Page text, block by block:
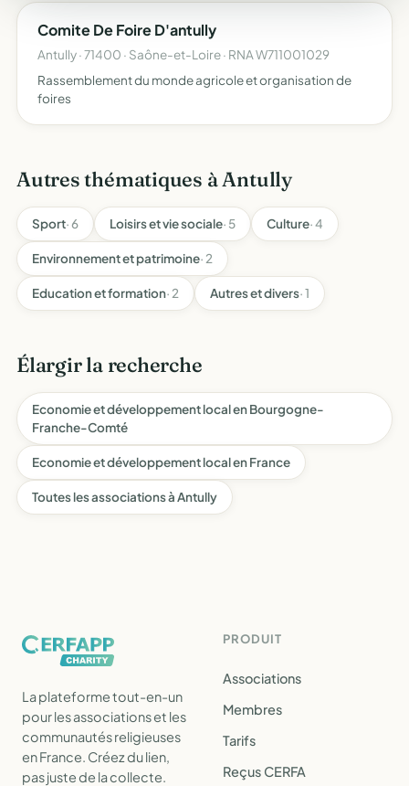
Comite De Foire D'antully
Antully · 71400 · Saône-et-Loire · RNA W711001029
Rassemblement du monde agricole et organisation de
foires
Autres thématiques à Antully
Sport· 6 Loisirs et vie sociale· 5 Culture· 4
Environnement et patrimoine· 2
Education et formation· 2 Autres et divers· 1
Élargir la recherche
Economie et développement local en Bourgogne-
Franche-Comté
Economie et développement local en France
Toutes les associations à Antully
La plateforme tout-en-un
pour les associations et les
communautés religieuses
en France. Créez du lien,
pas juste de la collecte.
PRODUIT
Associations
Membres
Tarifs
Reçus CERFA